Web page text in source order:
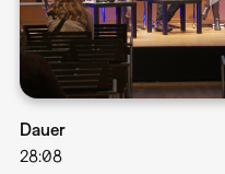
Dauer
28:08